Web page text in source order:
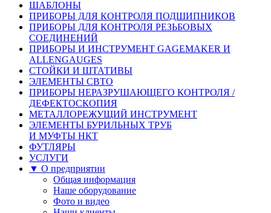
ШАБЛОНЫ
ПРИБОРЫ ДЛЯ КОНТРОЛЯ ПОДШИПНИКОВ
ПРИБОРЫ ДЛЯ КОНТРОЛЯ РЕЗЬБОВЫХ
СОЕДИНЕНИЙ
ПРИБОРЫ И ИНСТРУМЕНТ GAGEMAKER И
ALLENGAUGES
СТОЙКИ И ШТАТИВЫ
ЭЛЕМЕНТЫ СВТО
ПРИБОРЫ НЕРАЗРУШАЮЩЕГО КОНТРОЛЯ /
ДЕФЕКТОСКОПИЯ
МЕТАЛЛОРЕЖУЩИЙ ИНСТРУМЕНТ
ЭЛЕМЕНТЫ БУРИЛЬНЫХ ТРУБ
И МУФТЫ НКТ
ФУТЛЯРЫ
УСЛУГИ
▼ О предприятии
Общая информация
Наше оборудование
Фото и видео